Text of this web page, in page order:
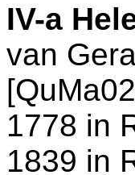
IV-a
van
1778 in
1839 in